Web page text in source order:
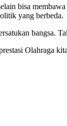
bisa
yang berbeda.
bangsa.
Olahraga